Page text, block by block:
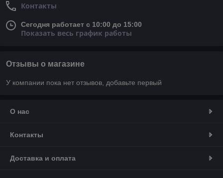
Контакты
Сегодня работает с 10:00 до 15:00
Показать весь график работы
Отзывы о магазине
У компании пока нет отзывов, добавьте первый
О нас
Контакты
Доставка и оплата